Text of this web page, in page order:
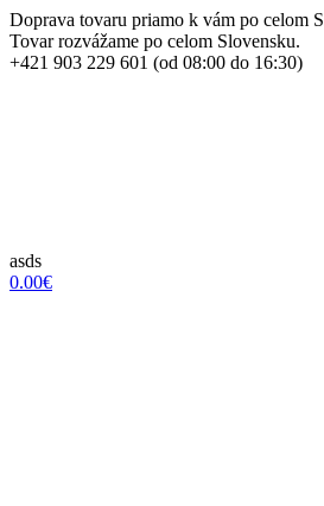
Doprava tovaru priamo k vám po celom
Tovar rozvážame po celom Slovensku.
+421 903 229 601 (od 08:00 do 16:30)
asds
0.00€